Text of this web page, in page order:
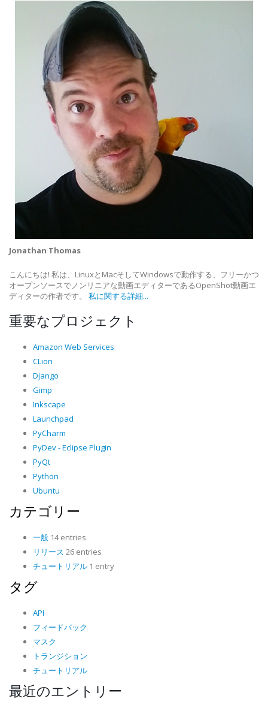
Jonathan Thomas
こんにちは! 私は、LinuxとMacそしてWindowsで動作する、フリーかつ
オープンソースでノンリニアな動画エディターであるOpenShot動画エ
ディターの作者です。 私に関する詳細...
重要なプロジェクト
Amazon Web Services
CLion
Django
Gimp
Inkscape
Launchpad
PyCharm
PyDev - Eclipse Plugin
PyQt
Python
Ubuntu
カテゴリー
一般 14 entries
リリース 26 entries
チュートリアル 1 entry
タグ
API
フィードバック
マスク
トランジション
チュートリアル
最近のエントリー